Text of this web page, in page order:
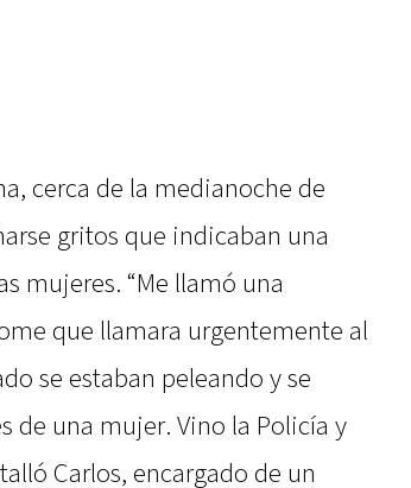
cerca de la medianoche de
gritos que indicaban una
mujeres. “Me llamó una
que llamara urgentemente al
se estaban peleando y se
de una mujer. Vino la Policía y
Carlos, encargado de un